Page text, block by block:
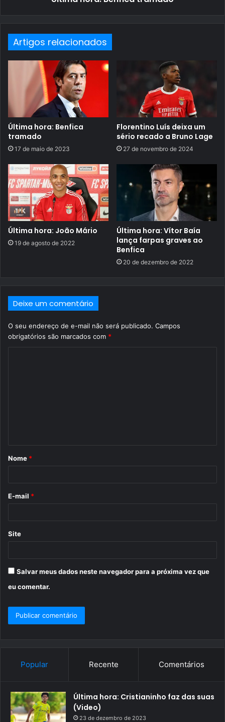
Artigos relacionados
Última hora: Benfica
tramado
17 de maio de 2023
Florentino Luís deixa um
sério recado a Bruno Lage
27 de novembro de 2024
Última hora: João Mário
19 de agosto de 2022
Última hora: Vítor Baía
lança farpas graves ao
Benfica
20 de dezembro de 2022
Deixe um comentário
O seu endereço de e-mail não será publicado. Campos
obrigatórios são marcados com *
r
Nome *
E-mail *
Site
Salvar meus dados neste navegador para a próxima vez que
eu comentar.
Popular Recente Comentários
Última hora: Cristianinho faz das suas
(Video)
23 de dezembro de 2023